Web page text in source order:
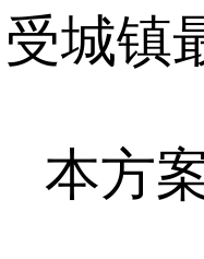
受城镇
本方